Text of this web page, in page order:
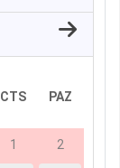
CTS PAZ
1 2